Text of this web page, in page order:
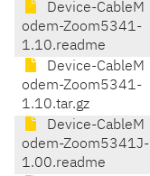
Device-CableM
odem-Zoom5341-
1.10.readme
Device-CableM
odem-Zoom5341-
1.10.tar.gz
Device-CableM
odem-Zoom5341J-
1.00.readme